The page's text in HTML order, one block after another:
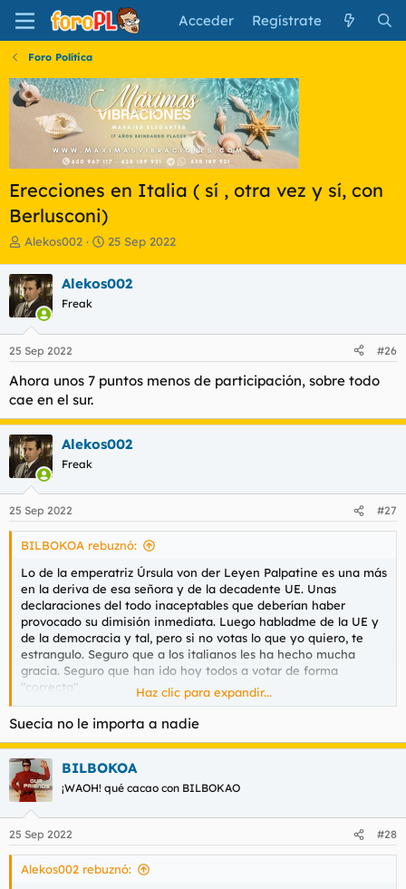
Acceder Regístrate
Foro Política
Erecciones en Italia ( sí , otra vez y sí, con
Berlusconi)
I
i
c
i
a
d
o
d
e
l
t
e
m
a
Alekos002
F
h
e
i
i
o
25 Sep 2022
Alekos002
Freak
25 Sep 2022 #26
Ahora unos 7 puntos menos de participación, sobre todo
cae en el sur.
Alekos002
Freak
25 Sep 2022 #27
BILBOKOA rebuznó:
Lo de la emperatriz Úrsula von der Leyen Palpatine es una más
en la deriva de esa señora y de la decadente UE. Unas
declaraciones del todo inaceptables que deberían haber
provocado su dimisión inmediata. Luego habladme de la UE y
de la democracia y tal, pero si no votas lo que yo quiero, te
estrangulo. Seguro que a los italianos les ha hecho mucha
gracia. Seguro que han ido hoy todos a votar de forma
"correcta".
Por cierto, no se abrió hilo, pero en Suecia hubo hace nada
elecciones y la izquierda se ha ido a la calle, y la ultraderecha,
segunda fuerza en Suecia con un resultado histórico.
Por comentarlo.
Haz clic para expandir...
Suecia no le importa a nadie
BILBOKOA
¡WAOH! qué cacao con BILBOKAO
25 Sep 2022 #28
Alekos002 rebuznó: